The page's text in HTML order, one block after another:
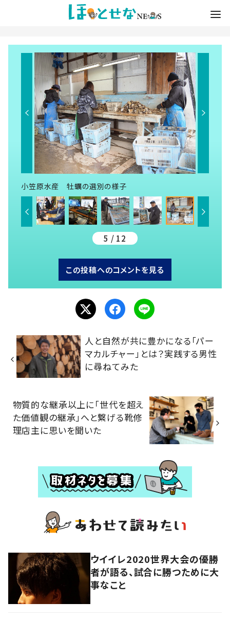
小笠原水産 牡蠣の選別の様子
5 / 12
この投稿へのコメントを見る
人と自然が共に豊かになる「パー
マカルチャー」とは？実践する男性
に尋ねてみた
物質的な継承以上に「世代を超え
た価値観の継承」へと繋げる靴修
理店主に思いを聞いた
ウイイレ2020世界大会の優勝
者が語る、試合に勝つために大
事なこと